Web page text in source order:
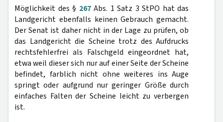
Möglichkeit des § 267Abs. 1 Satz 3 StPO hat das
Landgericht ebenfalls keinen Gebrauch gemacht.
Der Senat ist daher nicht in der Lage zu prüfen, ob
das Landgericht die Scheine trotz des Aufdrucks
rechtsfehlerfrei als Falschgeld eingeordnet hat,
etwa weil dieser sich nur auf einer Seite der Scheine
befindet, farblich nicht ohne weiteres ins Auge
springt oder aufgrund nur geringer Größe durch
einfaches Falten der Scheine leicht zu verbergen
ist.